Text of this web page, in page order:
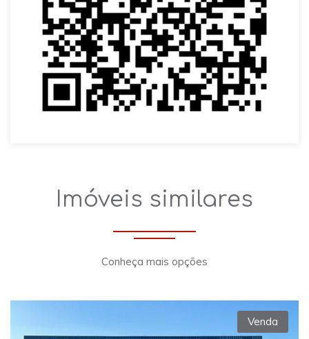
Imóveis similares
Conheça mais opções
Venda